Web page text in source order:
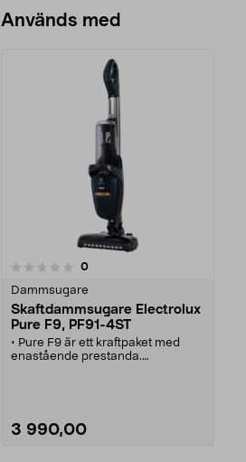
Används med
0recensioner
Dammsugare
Skaftdammsugare Electrolux
Pure F9, PF91-4ST
• Pure F9 är ett kraftpaket med
enastående prestanda.
• Självstående - ta en paus när du
vill.
3 990,00